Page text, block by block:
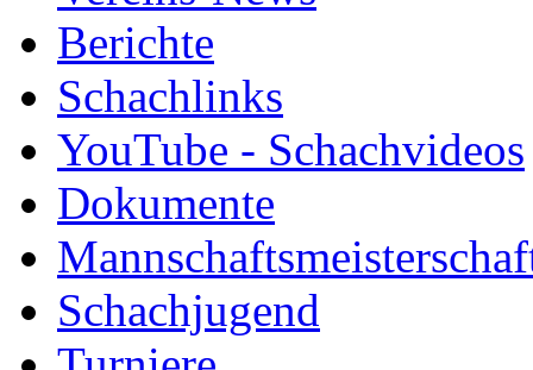
Berichte
Schachlinks
YouTube - Schachvideos
Dokumente
Schachjugend